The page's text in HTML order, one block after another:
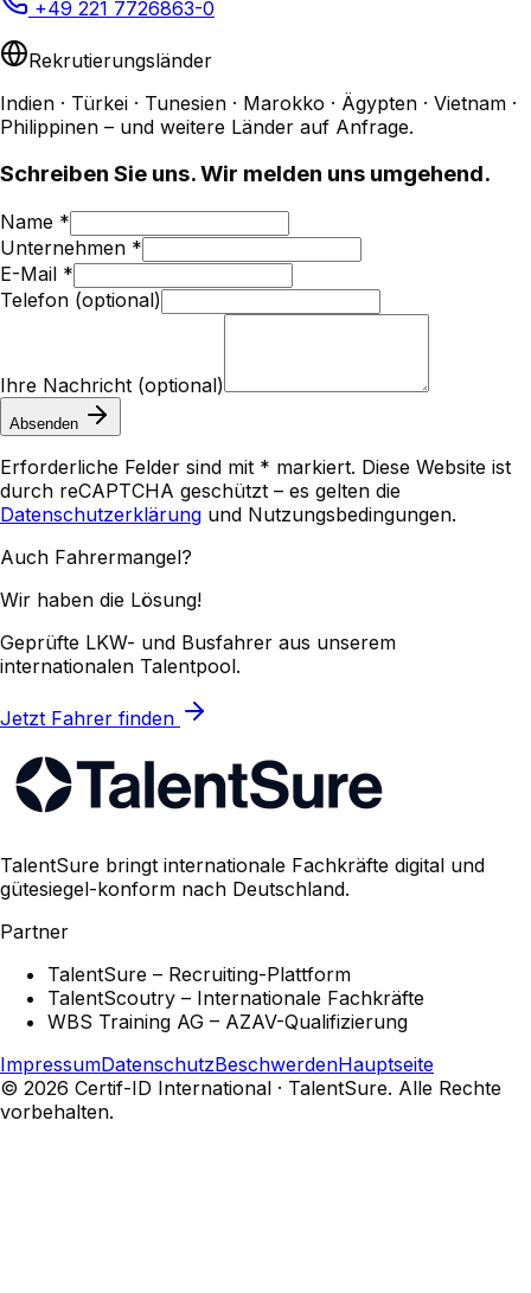
+49 221 7726863-0
Rekrutierungsländer
Indien · Türkei · Tunesien · Marokko · Ägypten · Vietnam ·
Philippinen – und weitere Länder auf Anfrage.
Schreiben Sie uns. Wir melden uns umgehend.
Name *
Unternehmen *
E-Mail *
Telefon (optional)
Ihre Nachricht (optional)
Absenden
Erforderliche Felder sind mit * markiert. Diese Website ist
durch reCAPTCHA geschützt – es gelten die
Datenschutzerklärung und Nutzungsbedingungen.
Auch Fahrermangel?
Wir haben die Lösung!
Geprüfte LKW- und Busfahrer aus unserem
internationalen Talentpool.
Jetzt Fahrer finden
TalentSure bringt internationale Fachkräfte digital und
gütesiegel-konform nach Deutschland.
Partner
TalentSure – Recruiting-Plattform
TalentScoutry – Internationale Fachkräfte
WBS Training AG – AZAV-Qualifizierung
ImpressumDatenschutzBeschwerdenHauptseite
© 2026 Certif-ID International · TalentSure. Alle Rechte
vorbehalten.